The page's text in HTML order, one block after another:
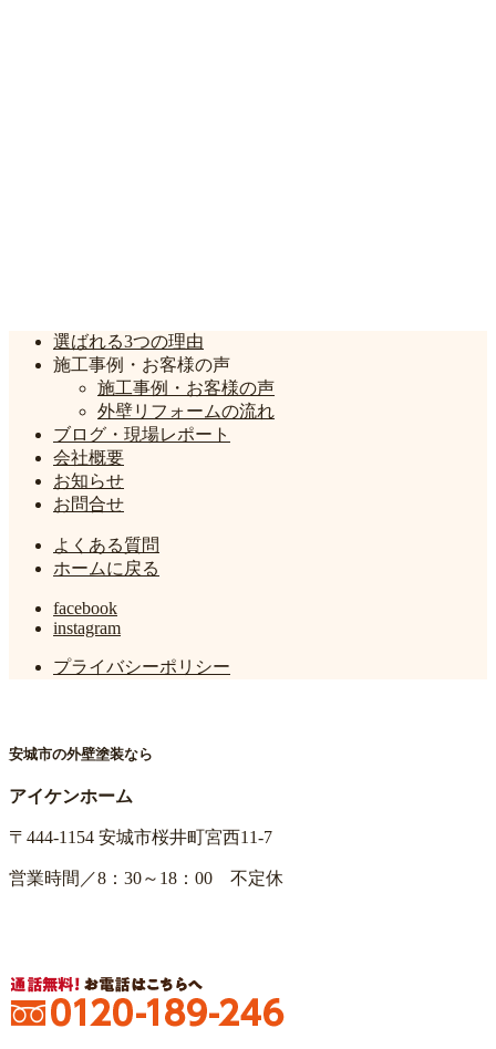
選ばれる3つの理由
施工事例・お客様の声
施工事例・お客様の声
外壁リフォームの流れ
ブログ・現場レポート
会社概要
お知らせ
お問合せ
よくある質問
ホームに戻る
facebook
instagram
プライバシーポリシー
安城市の外壁塗装なら
アイケンホーム
〒444-1154 安城市桜井町宮西11-7
営業時間／8：30～18：00 不定休